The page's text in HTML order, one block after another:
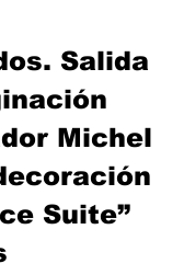
Salida
Michel
Suite”